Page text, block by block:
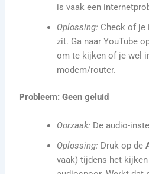
is vaak een
Oplossing: Check of je
zit. Ga naar YouTube
om te kijken of je wel
modem/router.
Probleem: Geen geluid
Oorzaak: De audio-
Oplossing: Druk op de
vaak) tijdens het